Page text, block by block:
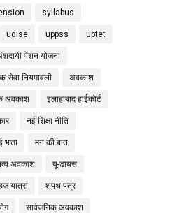
syllabus
udise uppss uptet
पेंशन योजना
सेवा नियमावली अवकाश
अवकाश इलाहाबाद हाईकोर्ट
नई शिक्षा नीति
भत्ता मन की बात
अवकाश यू-डायस
यात्रा शपथ पत्र
सार्वजनिक अवकाश